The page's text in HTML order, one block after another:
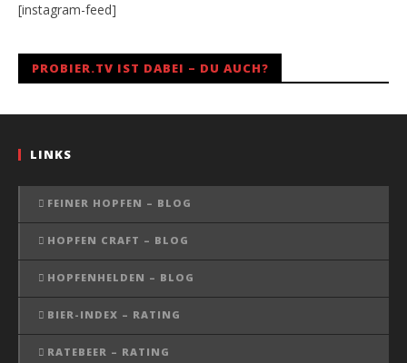
[instagram-feed]
PROBIER.TV IST DABEI – DU AUCH?
LINKS
FEINER HOPFEN – BLOG
HOPFEN CRAFT – BLOG
HOPFENHELDEN – BLOG
BIER-INDEX – RATING
RATEBEER – RATING